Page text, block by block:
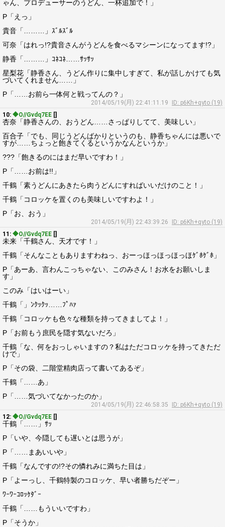
ゃん、プロデューサーのうどん、一杯追加で！」
P「えっ」
貴音「………」ｽﾞﾙｽﾞﾙ
可奈「はれっ!?貴音さんがうどんを食べるマシーンになってます!?」
静香「………」ｺﾈｺﾈ……ｻｯｻｯ
星梨花「静香さん、うどん作りに集中しすぎて、私が話しかけても気
づいてくれません……」
P「……お前ら一体何と戦ってんの？」
2014/05/19(月) 22:41:11.19
ID: p6Kh+qyto (19)
10: ◆O//Gvdq7EE []
杏奈「静香さんの、おうどん……さっぱりしてて、美味しい」
百合子「でも、同じうどんばかりというのも、静香ちゃんには悪いで
すが……ちょっと飽きてくるというかなんというか」
???「飽きるのにはまだ早いですわ！」
P「……お前は!!」
千鶴「素うどんにあきたら肉うどんにすればいいだけのこと！」
千鶴「コロッケを置くのも美味しいですわよ！」
P「お、おう」
2014/05/19(月) 22:43:39.26
ID: p6Kh+qyto (19)
11: ◆O//Gvdq7EE []
未来「千鶴さん、天才です！」
千鶴「そんなこともありますわねっ、おーっほっほっほっほｹﾞﾎｹﾞﾎ」
P「あーあ、言わんこっちゃない、このみさん！お水をお願いしま
す」
このみ「はいはーい」
千鶴「」ﾝｸｯｸｯ……ﾌﾟﾊｧ
千鶴「コロッケも色々な種類を持ってきましてよ！」
P「お前もう庶民を隠す気ないだろ」
千鶴「な、何をおっしゃいますの？私はただコロッケを持ってきただ
けで」
P「その袋、二階堂精肉店って書いてあるぞ」
千鶴「……あ」
P「……気づいてなかったのか」
2014/05/19(月) 22:46:58.35
ID: p6Kh+qyto (19)
12: ◆O//Gvdq7EE []
千鶴「……」ｻｯ
P「いや、今隠しても遅いとは思うが」
P「……まあいいや」
千鶴「なんですの!?その憐れみに満ちた目は」
P「よーっし、千鶴特製のコロッケ、早い者勝ちだぞー」
ﾜｰﾜｰｺﾛｯｹﾀﾞｰ
千鶴「……もういいですわ」
P「そうか」